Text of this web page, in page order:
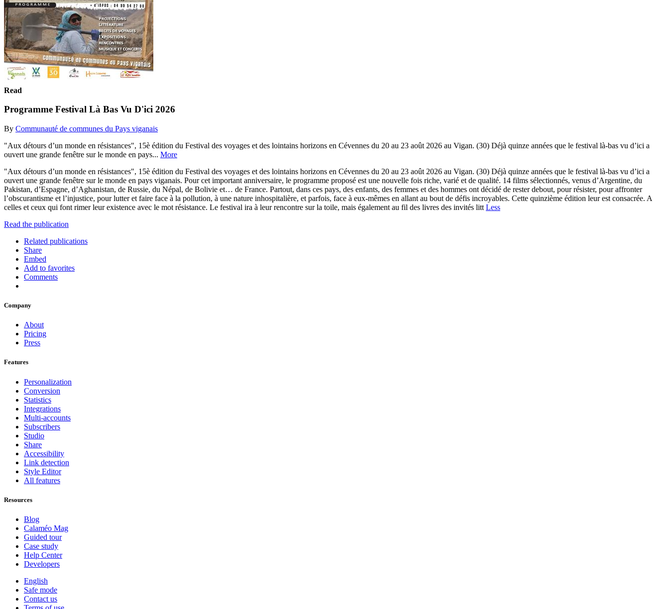
Read
Programme Festival Là Bas Vu D'ici 2026
By Communauté de communes du Pays viganais
"Aux détours d’un monde en résistances", 15è édition du Festival des voyages et des lointains horizons en Cévennes du 20 au 23 août 2026 au Vigan. (30) Déjà quinze années que le festival là-bas vu d’ici a
ouvert une grande fenêtre sur le monde en pays... More
"Aux détours d’un monde en résistances", 15è édition du Festival des voyages et des lointains horizons en Cévennes du 20 au 23 août 2026 au Vigan. (30) Déjà quinze années que le festival là-bas vu d’ici a
ouvert une grande fenêtre sur le monde en pays viganais. Pour cet important anniversaire, le programme proposé est une nouvelle fois riche, varié et de qualité. 14 films sélectionnés, venus d’Argentine, du
Pakistan, d’Espagne, d’Aghanistan, de Russie, du Népal, de Bolivie et… de France. Partout, dans ces pays, des enfants, des femmes et des hommes ont décidé de rester debout, pour résister, pour affronter
l’obscurantisme et l’injustice, pour lutter et faire face à la pollution, à une nature inhospitalière, et parfois, face à eux-mêmes en allant au bout de défis incroyables. Cette quinzième édition leur est consacrée. A
celles et ceux qui font rimer leur existence avec le mot résistance. Le festival ira à leur rencontre sur la toile, mais également au fil des livres des invités litt Less
Read the publication
Related publications
Share
Embed
Add to favorites
Comments
Company
About
Pricing
Press
Features
Personalization
Conversion
Statistics
Integrations
Multi-accounts
Subscribers
Studio
Share
Accessibility
Link detection
Style Editor
All features
Resources
Blog
Calaméo Mag
Guided tour
Case study
Help Center
Developers
English
Safe mode
Contact us